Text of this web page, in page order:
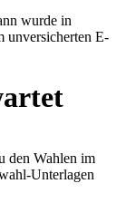
wurde in
unversicherten E-
den Wahlen im
Unterlagen